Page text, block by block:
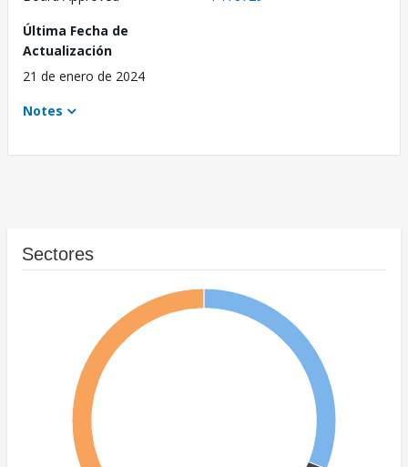
Última Fecha de
Actualización
21 de enero de 2024
Notes
Sectores